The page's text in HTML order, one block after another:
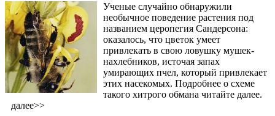
Ученые случайно обнаружили
необычное поведение растения под
названием церопегия Сандерсона:
оказалось, что цветок умеет
привлекать в свою ловушку мушек-
нахлебников, источая запах
умирающих пчел, который привлекает
этих насекомых. Подробнее о схеме
такого хитрого обмана читайте далее.
далее>>